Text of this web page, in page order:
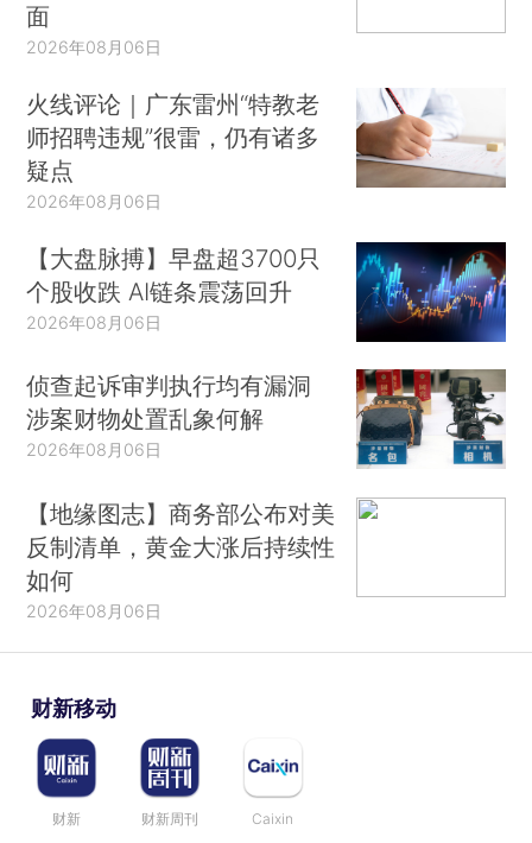
面
2026年08月06日
火线评论｜广东雷州“特教老
师招聘违规”很雷，仍有诸多
疑点
2026年08月06日
【大盘脉搏】早盘超3700只
个股收跌 AI链条震荡回升
2026年08月06日
侦查起诉审判执行均有漏洞
涉案财物处置乱象何解
2026年08月06日
【地缘图志】商务部公布对美
反制清单，黄金大涨后持续性
如何
2026年08月06日
财新移动
财新 财新周刊 Caixin